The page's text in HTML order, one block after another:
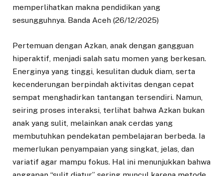
memperlihatkan makna pendidikan yang
sesungguhnya. Banda Aceh (26/12/2025)
Pertemuan dengan Azkan, anak dengan gangguan
hiperaktif, menjadi salah satu momen yang berkesan.
Energinya yang tinggi, kesulitan duduk diam, serta
kecenderungan berpindah aktivitas dengan cepat
sempat menghadirkan tantangan tersendiri. Namun,
seiring proses interaksi, terlihat bahwa Azkan bukan
anak yang sulit, melainkan anak cerdas yang
membutuhkan pendekatan pembelajaran berbeda. Ia
memerlukan penyampaian yang singkat, jelas, dan
variatif agar mampu fokus. Hal ini menunjukkan bahwa